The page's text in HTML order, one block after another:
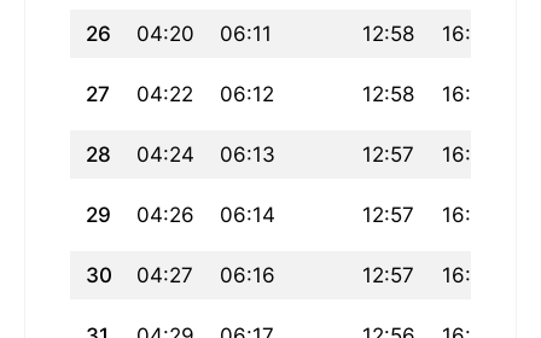
26 04:20 06:11 12:58 16:45
27 04:22 06:12 12:58 16:44
28 04:24 06:13 12:57 16:43
29 04:26 06:14 12:57 16:41
30 04:27 06:16 12:57 16:40